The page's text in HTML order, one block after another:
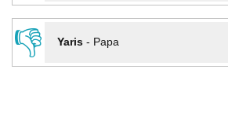
👎
Yaris- Papa